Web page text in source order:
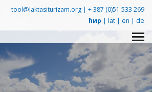
tool@laktasiturizam.org | + 387 (0)51 533 269
ћир | lat | en | de